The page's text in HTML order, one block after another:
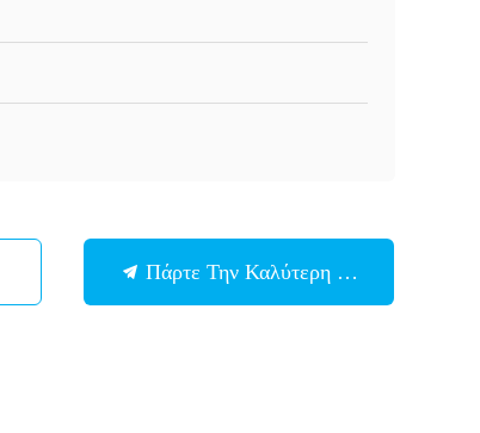
Πάρτε Την Καλύτερη Τιμή